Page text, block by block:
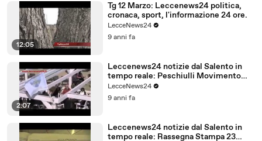
12:05
Tg 12 Marzo: Leccenews24 politica,
cronaca, sport, l'informazione 24 ore.
LecceNews24
9 anni fa
2:07
Leccenews24 notizie dal Salento in
tempo reale: Peschiulli Movimento
Regione Salento
LecceNews24
9 anni fa
Leccenews24 notizie dal Salento in
tempo reale: Rassegna Stampa 23